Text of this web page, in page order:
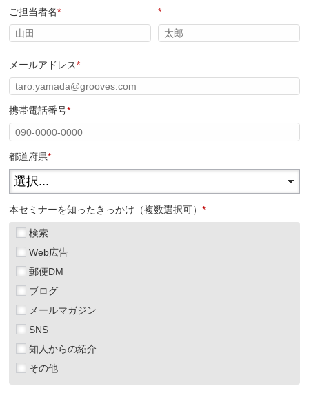
*
ご担当者名 *
*
メールアドレス
*
携帯電話番号
*
都道府県
*
本セミナーを知ったきっかけ（複数選択可）
検索
Web広告
郵便DM
ブログ
メールマガジン
SNS
知人からの紹介
その他